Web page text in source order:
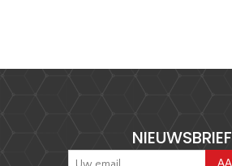
NIEUWSBRIEF